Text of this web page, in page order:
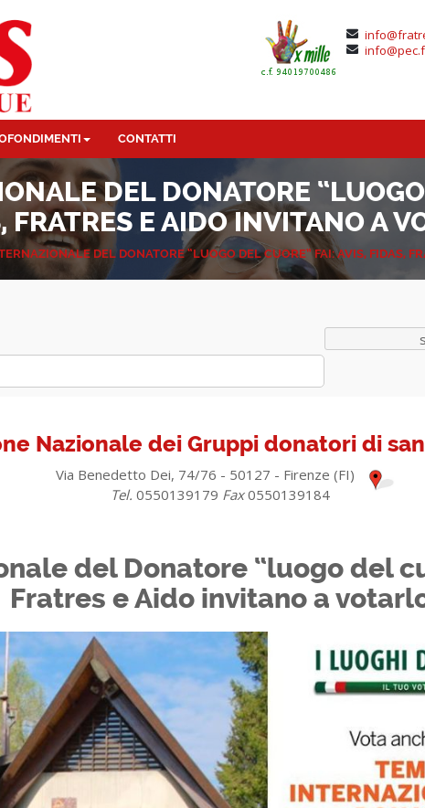
CONTATTI
DEL DONATORE
FRATRES E AIDO INVITANO A
DEL DONATORE “LUOGO DEL CUORE” FAI: AVIS, FIDAS,
Nazionale dei Gruppi donatori di
Via Benedetto Dei, 74/76 - 50127 - Firenze (FI)
Tel. 0550139179 Fax0550139184
del Donatore “luogo del
Fratres e Aido invitano a